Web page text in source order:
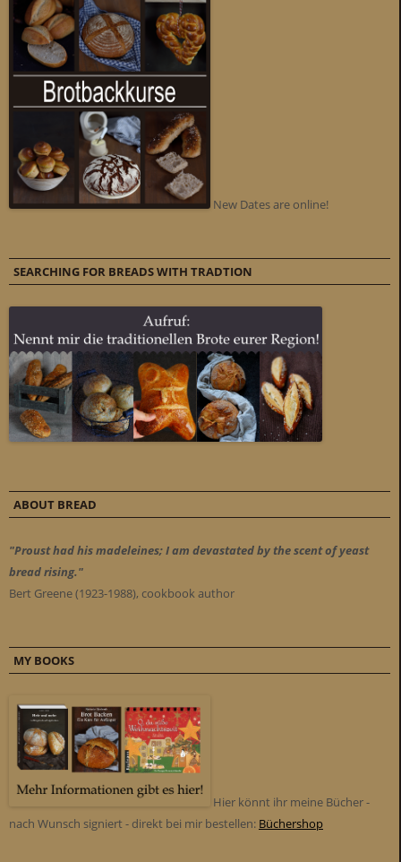
New Dates are online!
SEARCHING FOR BREADS WITH TRADTION
ABOUT BREAD
"Proust had his madeleines; I am devastated by the scent of yeast
bread rising."
Bert Greene (1923-1988), cookbook author
MY BOOKS
Hier könnt ihr meine Bücher -
nach Wunsch signiert - direkt bei mir bestellen: Büchershop